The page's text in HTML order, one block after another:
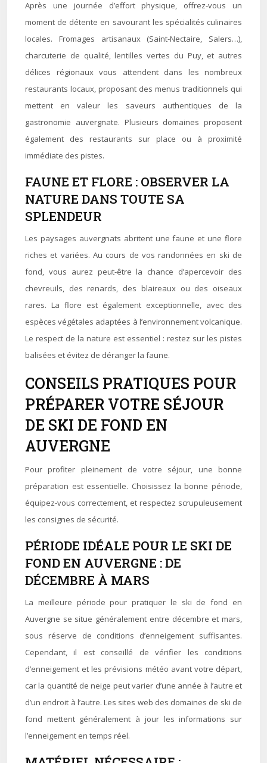
Après une journée d’effort physique, offrez-vous un
moment de détente en savourant les spécialités culinaires
locales. Fromages artisanaux (Saint-Nectaire, Salers…),
charcuterie de qualité, lentilles vertes du Puy, et autres
délices régionaux vous attendent dans les nombreux
restaurants locaux, proposant des menus traditionnels qui
mettent en valeur les saveurs authentiques de la
gastronomie auvergnate. Plusieurs domaines proposent
également des restaurants sur place ou à proximité
immédiate des pistes.
FAUNE ET FLORE : OBSERVER LA
NATURE DANS TOUTE SA
SPLENDEUR
Les paysages auvergnats abritent une faune et une flore
riches et variées. Au cours de vos randonnées en ski de
fond, vous aurez peut-être la chance d’apercevoir des
chevreuils, des renards, des blaireaux ou des oiseaux
rares. La flore est également exceptionnelle, avec des
espèces végétales adaptées à l’environnement volcanique.
Le respect de la nature est essentiel : restez sur les pistes
balisées et évitez de déranger la faune.
CONSEILS PRATIQUES POUR
PRÉPARER VOTRE SÉJOUR
DE SKI DE FOND EN
AUVERGNE
Pour profiter pleinement de votre séjour, une bonne
préparation est essentielle. Choisissez la bonne période,
équipez-vous correctement, et respectez scrupuleusement
les consignes de sécurité.
PÉRIODE IDÉALE POUR LE SKI DE
FOND EN AUVERGNE : DE
DÉCEMBRE À MARS
La meilleure période pour pratiquer le ski de fond en
Auvergne se situe généralement entre décembre et mars,
sous réserve de conditions d’enneigement suffisantes.
Cependant, il est conseillé de vérifier les conditions
d’enneigement et les prévisions météo avant votre départ,
car la quantité de neige peut varier d’une année à l’autre et
d’un endroit à l’autre. Les sites web des domaines de ski de
fond mettent généralement à jour les informations sur
l’enneigement en temps réel.